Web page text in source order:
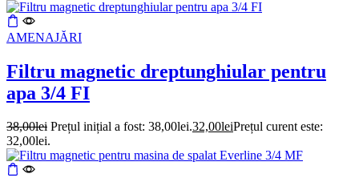
AMENAJĂRI
Filtru magnetic dreptunghiular pentru
apa 3/4 FI
38,00lei Prețul inițial a fost: 38,00lei.32,00leiPrețul curent este:
32,00lei.